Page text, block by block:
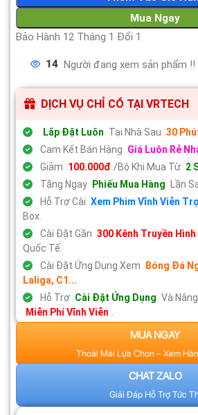
Mua Ngay
Bảo Hành 12 Tháng 1 Đổi 1
14 Người đang xem sản phẩm !!
DỊCH VỤ CHỈ CÓ TẠI VRTECH
Lắp Đặt Luôn Tại Nhà Sau 30
Cam Kết Bán Hàng Giá Luôn Rẻ
Giảm 100.000đ /Bộ Khi Mua Từ 2
Tặng Ngay
Phiếu Mua Hàng Lần
Hỗ Trợ Cài Xem Phim Vĩnh Viễn
Box.
Cài Đặt Gần 300 Kênh Truyền Hình
Quốc Tế.
Cài Đặt Ứng Dụng Xem
Bóng Đá
Laliga, C1...
Hỗ Trợ Cài Đặt Ứng Dụng Và
Miễn Phí Vĩnh Viễn
MUA NGAY
Thoải Mái Lựa Chọn – Xem
CHAT ZALO
Giải Đáp Hỗ Trợ Tức